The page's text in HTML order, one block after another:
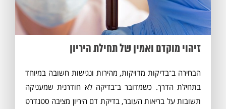
זיהוי מוקדם ואמין של תחילת היריון
הבחירה ב־בדיקות מדויקות, מהירות ונגישות חשובה במיוחד
בתחילת הדרך. כשמדובר ב־בדיקה לא חודרנית שמעניקה
תשובות על בריאות העובר, בדיקת דם היריון מציבה סטנדרט